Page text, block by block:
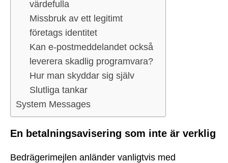
värdefulla
Missbruk av ett legitimt
företags identitet
Kan e-postmeddelandet också
leverera skadlig programvara?
Hur man skyddar sig själv
Slutliga tankar
System Messages
En betalningsavisering som inte är verklig
Bedrägerimejlen anländer vanligtvis med